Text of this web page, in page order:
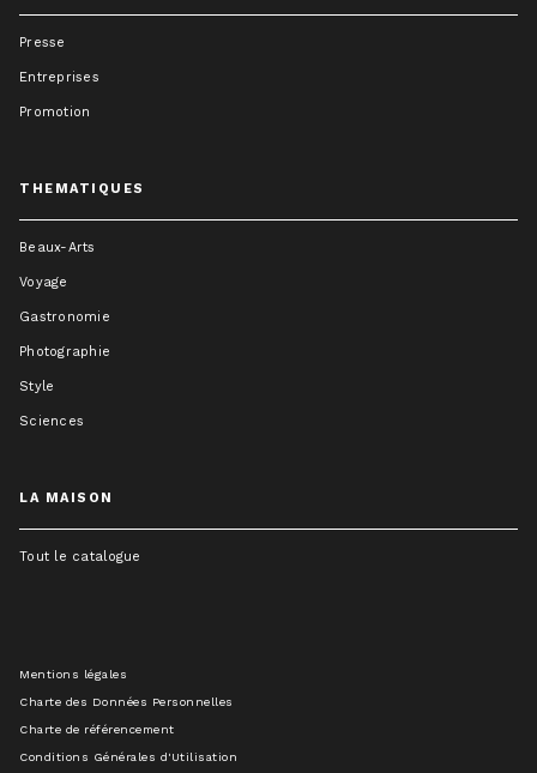
Presse
Entreprises
Promotion
THEMATIQUES
Beaux-Arts
Voyage
Gastronomie
Photographie
Style
Sciences
LA MAISON
Tout le catalogue
Mentions légales
Charte des Données Personnelles
Charte de référencement
Conditions Générales d'Utilisation